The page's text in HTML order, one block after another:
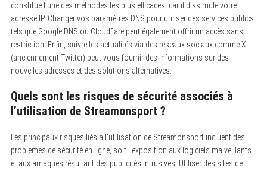
constitue l’une des méthodes les plus efficaces, car il dissimule votre
adresse IP. Changer vos paramètres DNS pour utiliser des services publics
tels que Google DNS ou Cloudflare peut également offrir un accès sans
restriction. Enfin, suivre les actualités via des réseaux sociaux comme X
(anciennement Twitter) peut vous fournir des informations sur des
nouvelles adresses et des solutions alternatives.
Quels sont les risques de sécurité associés à
l’utilisation de Streamonsport ?
Les principaux risques liés à l’utilisation de Streamonsport incluent des
problèmes de sécurité en ligne, soit l’exposition aux logiciels malveillants
et aux arnaques résultant des publicités intrusives. Utiliser des sites de